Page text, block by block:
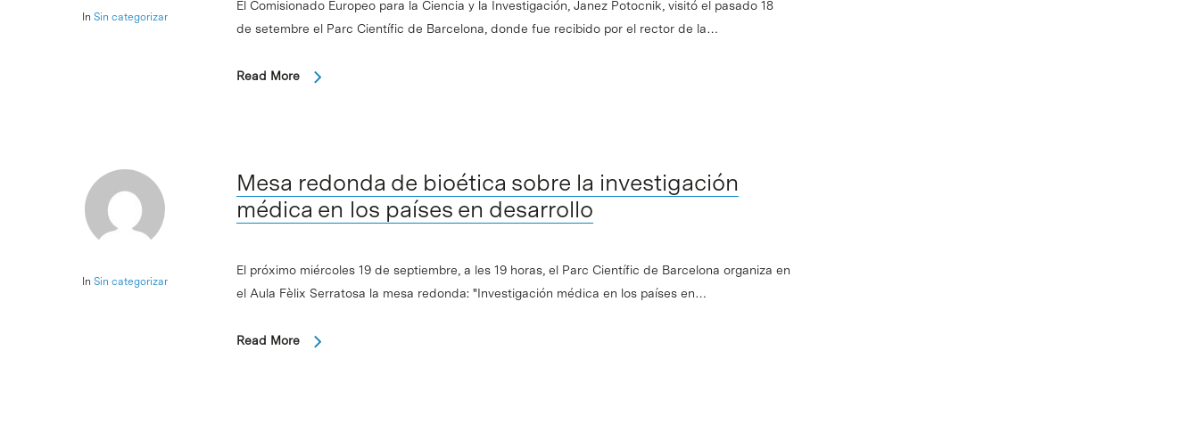
In Sin categorizar
El Comisionado Europeo para la Ciencia y la Investigación, Janez Potocnik, visitó el pasado 18
de setembre el Parc Científic de Barcelona, donde fue recibido por el rector de la…
Read More
In Sin categorizar
Mesa redonda de bioética sobre la investigación
médica en los países en desarrollo
El próximo miércoles 19 de septiembre, a les 19 horas, el Parc Científic de Barcelona organiza en
el Aula Fèlix Serratosa la mesa redonda: "Investigación médica en los países en…
Read More